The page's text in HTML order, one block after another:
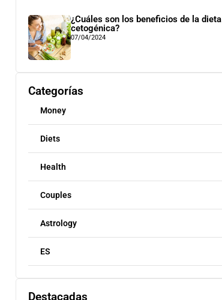
¿Cuáles son los beneficios de la dieta
cetogénica?
07/04/2024
Categorías
Money
Diets
Health
Couples
Astrology
ES
Destacadas